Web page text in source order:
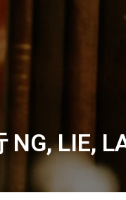
LIE,